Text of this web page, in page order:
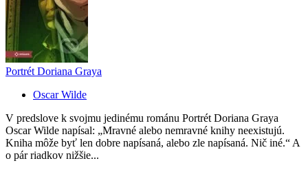
Portrét Doriana Graya
Oscar Wilde
V predslove k svojmu jedinému románu Portrét Doriana Graya
Oscar Wilde napísal: „Mravné alebo nemravné knihy neexistujú.
Kniha môže byť len dobre napísaná, alebo zle napísaná. Nič iné.“ A
o pár riadkov nižšie...